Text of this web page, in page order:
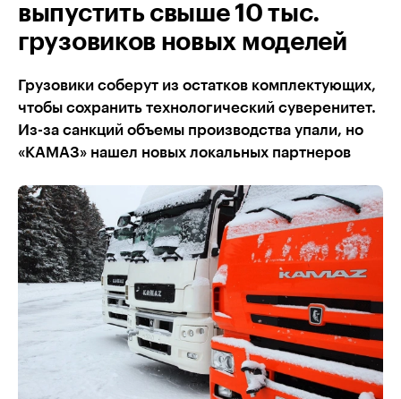
выпустить свыше 10 тыс.
грузовиков новых моделей
Грузовики соберут из остатков комплектующих,
чтобы сохранить технологический суверенитет.
Из-за санкций объемы производства упали, но
«КАМАЗ» нашел новых локальных партнеров